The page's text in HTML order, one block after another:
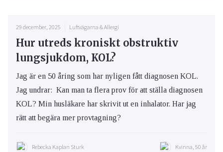
29 december, 2025 Luftvägarna & Allergi
Hur utreds kroniskt obstruktiv
lungsjukdom, KOL?
Jag är en 50 åring som har nyligen fått diagnosen KOL.
Jag undrar: Kan man ta flera prov för att ställa diagnosen
KOL? Min husläkare har skrivit ut en inhalator. Har jag
rätt att begära mer provtagning?
Rebecka Kaplan Sturk Kvinna, 50 år